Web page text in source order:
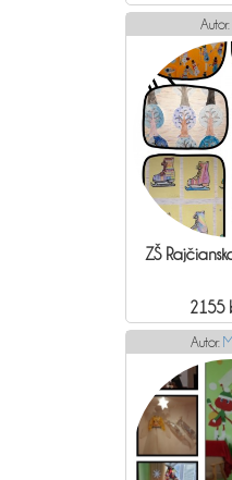
Autor:
ZŠ
2155
Autor: